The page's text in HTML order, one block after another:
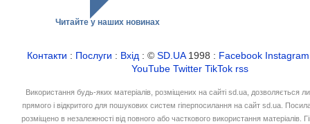
Читайте у наших новинах
Контакти : Послуги : Вхід : ©SD.UA1998 : Facebook Instagram
YouTube Twitter TikTok rss
Використання будь-яких матеріалів, розміщених на сайті sd.ua, дозволяється
прямого і відкритого для пошукових систем гіперпосилання на сайт sd.ua.
розміщено в незалежності від повного або часткового використання матеріалів.